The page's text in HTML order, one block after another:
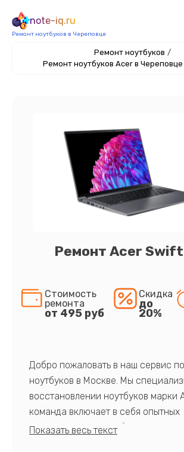
note-iq.ru
Ремонт ноутбуков в Череповце
Ремонт ноутбуков /
Ремонт ноутбуков Acer в Череповце
Ремонт Acer Swift
Стоимость
ремонта
от 495 руб
Скидка
до
20%
Добро пожаловать в наш сервис
ноутбуков в Москве. Мы
восстановлении ноутбуков марки
команда включает в себя опытных
профессионалов с обширными